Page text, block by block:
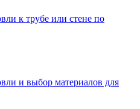
к трубе или стене по
и выбор материалов для